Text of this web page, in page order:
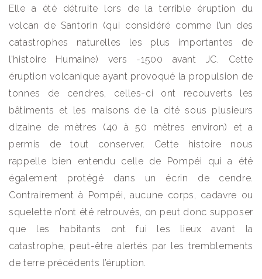
Elle a été détruite lors de la terrible éruption du
volcan de Santorin (qui considéré comme l’un des
catastrophes naturelles les plus importantes de
l’histoire Humaine) vers -1500 avant JC. Cette
éruption volcanique ayant provoqué la propulsion de
tonnes de cendres, celles-ci ont recouverts les
bâtiments et les maisons de la cité sous plusieurs
dizaine de mètres (40 à 50 mètres environ) et a
permis de tout conserver. Cette histoire nous
rappelle bien entendu celle de Pompéi qui a été
également protégé dans un écrin de cendre.
Contrairement à Pompéi, aucune corps, cadavre ou
squelette n’ont été retrouvés, on peut donc supposer
que les habitants ont fui les lieux avant la
catastrophe, peut-être alertés par les tremblements
de terre précédents l’éruption.